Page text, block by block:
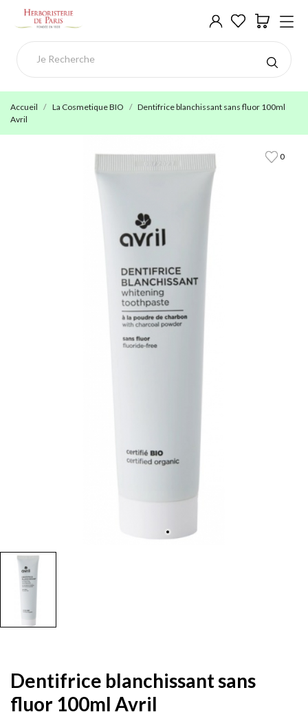
Accueil La Cosmetique BIO
Dentifrice blanchissant sans fluor 100ml
Avril
0
Dentifrice blanchissant sans
fluor 100ml Avril